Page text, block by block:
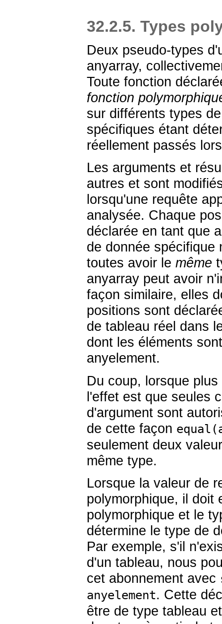
32.2.5. Types
Deux pseudo-types
anyarray,
Toute fonction
fonction
sur différents types
spécifiques étant
réellement passés
Les arguments et
autres et sont
lorsqu'une requête
analysée. Chaque
déclarée en tant que
de donnée spécifique
toutes avoir le même
anyarray peut avoir
façon similaire, elles
positions sont
de tableau réel dans
dont les éléments
anyelement.
Du coup, lorsque
l'effet est que seules
d'argument sont
de cette façon
seulement deux
même type.
Lorsque la valeur de
polymorphique, il doit
polymorphique et le
détermine le type de
Par exemple, s'il
d'un tableau, nous
cet abonnement avec
anyelement. Cette
être de type tableau